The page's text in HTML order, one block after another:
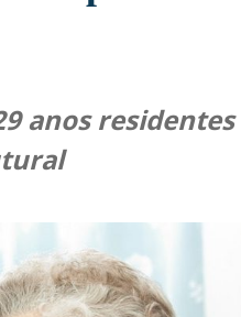
anos residentes